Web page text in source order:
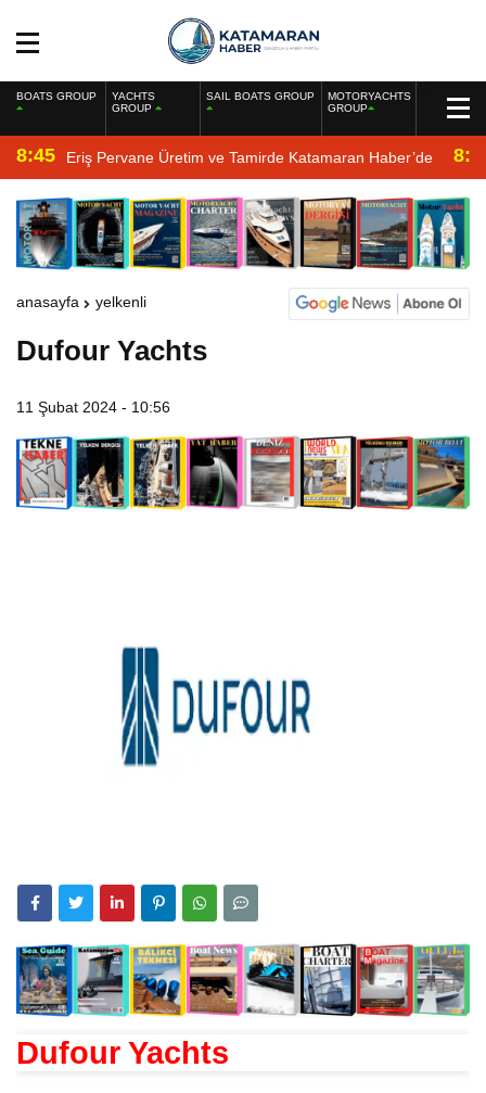
BOATS GROUP
YACHTS
GROUP
SAIL BOATS GROUP
MOTORYACHTS
GROUP
8:45 Eriş Pervane Üretim ve Tamirde Katamaran Haber’de
anasayfa yelkenli
Dufour Yachts
11 Şubat 2024 - 10:56
Dufour Yachts